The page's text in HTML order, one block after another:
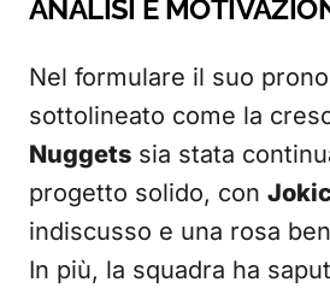
ANALISI E
Nel formulare il suo
sottolineato come la
Nuggets sia stata
progetto solido, con
indiscusso e una rosa
In più, la squadra ha